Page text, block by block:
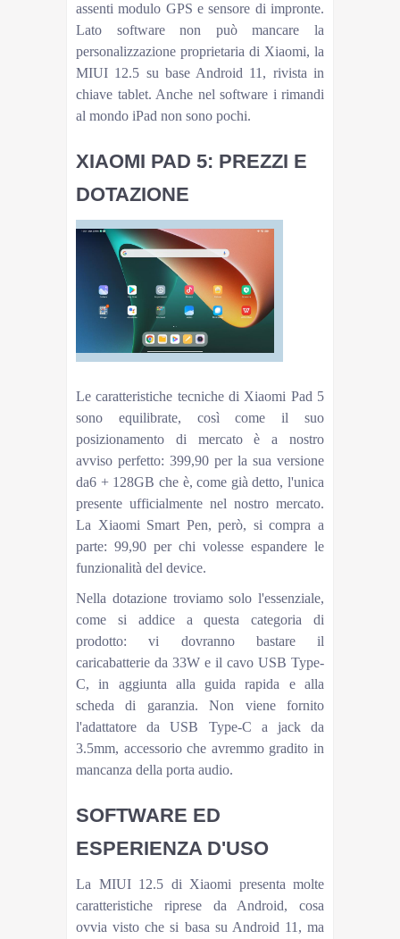
assenti modulo GPS e sensore di impronte.
Lato software non può mancare la
personalizzazione proprietaria di Xiaomi, la
MIUI 12.5 su base Android 11, rivista in
chiave tablet. Anche nel software i rimandi
al mondo iPad non sono pochi.
XIAOMI PAD 5: PREZZI E
DOTAZIONE
Le caratteristiche tecniche di Xiaomi Pad 5
sono equilibrate, così come il suo
posizionamento di mercato è a nostro
avviso perfetto: 399,90 per la sua versione
da6 + 128GB che è, come già detto, l'unica
presente ufficialmente nel nostro mercato.
La Xiaomi Smart Pen, però, si compra a
parte: 99,90 per chi volesse espandere le
funzionalità del device.
Nella dotazione troviamo solo l'essenziale,
come si addice a questa categoria di
prodotto: vi dovranno bastare il
caricabatterie da 33W e il cavo USB Type-
C, in aggiunta alla guida rapida e alla
scheda di garanzia. Non viene fornito
l'adattatore da USB Type-C a jack da
3.5mm, accessorio che avremmo gradito in
mancanza della porta audio.
SOFTWARE ED
ESPERIENZA D'USO
La MIUI 12.5 di Xiaomi presenta molte
caratteristiche riprese da Android, cosa
ovvia visto che si basa su Android 11, ma